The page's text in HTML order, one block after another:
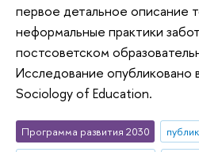
первое детальное описание
неформальные практики
постсоветском
Исследование опубликовано
Sociology of Education.
Программа развития 2030